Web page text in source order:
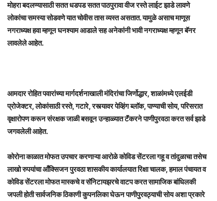
मोहरा बदलण्यासाठी सतत धडपड सतत पाठपुरावा वीज रस्ते लाईट झाडे लावणे
लोकांचा समस्या सोडवणे यात चोवीस तास व्यस्त असतात. यामुळे असाच माणूस
नगराध्यक्ष हवा म्हणून घनश्याम आडाले सह अनेकांनी भावी नगराध्यक्ष म्हणून बॅनर
लावलेले आहेत.
आमदार रोहित पवारांच्या मार्गदर्शनाखालीमंदिरांचा जिर्णोद्धार, शाळांमध्ये एलईडी
प्रोजेक्टर, लोकांसाठी रस्ते, गटारे, रस्त्यावर पेव्हिंग ब्लाॅक, पाण्याची सोय, परिसरात
वृक्षारोपण करून संरक्षक जाळी बसवून उन्हाळ्यात टॅंकरने पाणीपुरवठा करत सर्व झाडे
जगवलेली आहेत.
कोरोना काळात मोफत उपचार करणाऱ्या आरोळे कोविड सेंटरला गहू व तांदुळाचा तसेच
लाखो रुपयांचा आँक्सिजन पुरवठा शासकीय कार्यालयात रिक्षा चालक, हमाल पंचायत व
कोविड सेंटरला मोफत मास्कचे व सॅनिटायझरचे वाटप करत सामाजिक बांधिलकी
जपली होती सार्वजनिक ठिकाणी कुपनलिका घेऊन पाणीपुरवठ्याची सोय अशा प्रकारे